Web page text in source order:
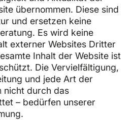
übernommen. Diese sind
und ersetzen keine
Es wird keine
externer Websites Dritter
Inhalt der Website ist
Die Vervielfältigung,
und jede Art der
nicht durch das
– bedürfen unserer